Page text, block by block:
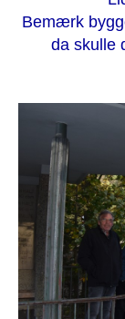
Bemærk
da skulle